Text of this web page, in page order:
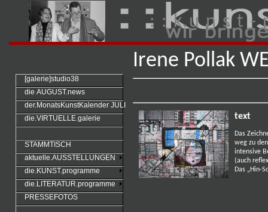
: : k u n s t -
[galerie]studio38
die AUGUST.news
der.MonatsKunstKalender JULI
die.VIRTUELLE.galerie
STAMMTISCH
aktuelle.AUSSTELLUNGEN
die.KUNST.programme
die.LITERATUR.programme
PRESSEFOTOS
Irene Pollak
text
Das
weg zu
intensive
(auch
Das „Hin-